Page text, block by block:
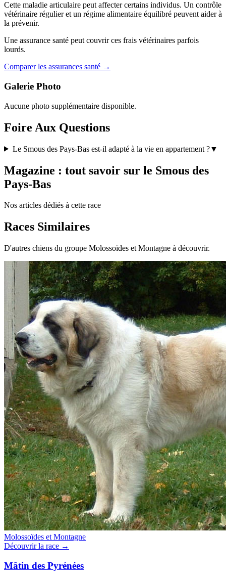
Cette maladie articulaire peut affecter certains individus. Un contrôle
vétérinaire régulier et un régime alimentaire équilibré peuvent aider à
la prévenir.
Une assurance santé peut couvrir ces frais vétérinaires parfois
lourds.
Comparer les assurances santé →
Galerie Photo
Aucune photo supplémentaire disponible.
Foire Aux Questions
Le Smous des Pays-Bas est-il adapté à la vie en appartement ?▼
Magazine : tout savoir sur le Smous des
Pays-Bas
Nos articles dédiés à cette race
Races Similaires
D'autres chiens du groupe Molossoïdes et Montagne à découvrir.
Molossoïdes et Montagne
Découvrir la race →
Mâtin des Pyrénées